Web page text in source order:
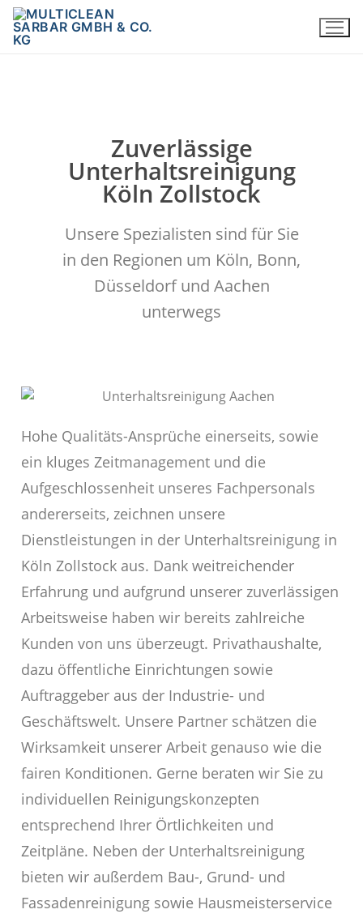
Zuverlässige
Unterhaltsreinigung
Köln Zollstock
Unsere Spezialisten sind für Sie
in den Regionen um Köln, Bonn,
Düsseldorf und Aachen
unterwegs
Hohe Qualitäts-Ansprüche einerseits, sowie
ein kluges Zeitmanagement und die
Aufgeschlossenheit unseres Fachpersonals
andererseits, zeichnen unsere
Dienstleistungen in der Unterhaltsreinigung in
Köln Zollstock aus. Dank weitreichender
Erfahrung und aufgrund unserer zuverlässigen
Arbeitsweise haben wir bereits zahlreiche
Kunden von uns überzeugt. Privathaushalte,
dazu öffentliche Einrichtungen sowie
Auftraggeber aus der Industrie- und
Geschäftswelt. Unsere Partner schätzen die
Wirksamkeit unserer Arbeit genauso wie die
fairen Konditionen. Gerne beraten wir Sie zu
individuellen Reinigungskonzepten
entsprechend Ihrer Örtlichkeiten und
Zeitpläne. Neben der Unterhaltsreinigung
bieten wir außerdem Bau-, Grund- und
Fassadenreinigung sowie Hausmeisterservice